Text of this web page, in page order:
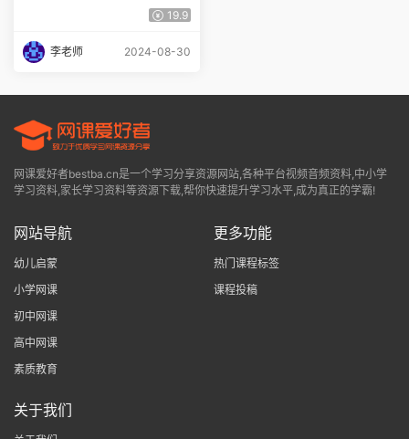
19.9
李老师 2024-08-30
网课爱好者bestba.cn是一个学习分享资源网站,各种平台视频音频资料,中小学
学习资料,家长学习资料等资源下载,帮你快速提升学习水平,成为真正的学霸!
网站导航
幼儿启蒙
小学网课
初中网课
高中网课
素质教育
更多功能
热门课程标签
课程投稿
关于我们